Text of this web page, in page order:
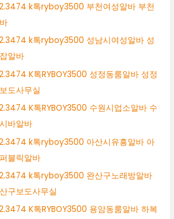
k톡ryboy3500 부천여성알바 부천
k톡ryboy3500 성남시여성알바 성
알바
K톡RYBOY3500 성정동룸알바 성정
도사무실
K톡RYBOY3500 수원시업소알바 수
바알바
k톡ryboy3500 아산시유흥알바 아
블릭알바
k톡ryboy3500 완산구노래방알바
구보도사무실
K톡RYBOY3500 용암동룸알바 하복